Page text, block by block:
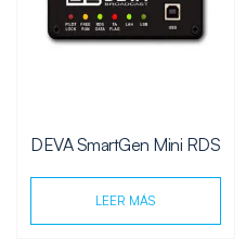
DEVA SmartGen Mini RDS
LEER MÁS